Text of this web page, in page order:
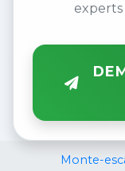
experts
Monte-